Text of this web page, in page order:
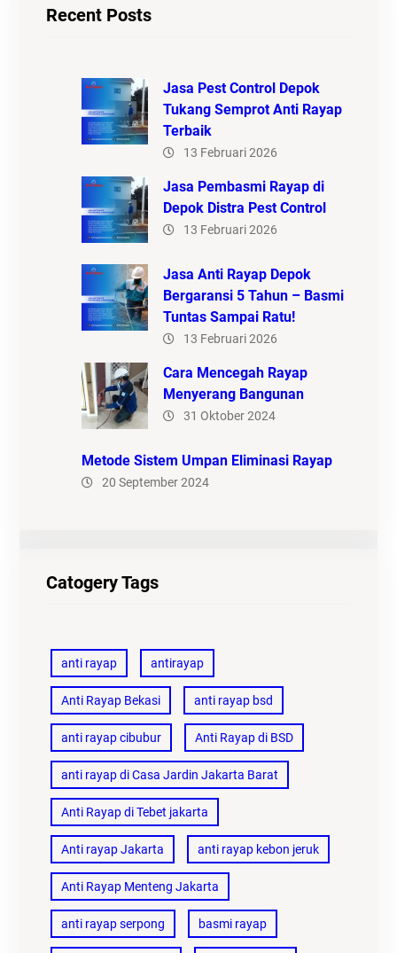
Recent Posts
Jasa Pest Control Depok
Tukang Semprot Anti Rayap
Terbaik
13 Februari 2026
Jasa Pembasmi Rayap di
Depok Distra Pest Control
13 Februari 2026
Jasa Anti Rayap Depok
Bergaransi 5 Tahun – Basmi
Tuntas Sampai Ratu!
13 Februari 2026
Cara Mencegah Rayap
Menyerang Bangunan
31 Oktober 2024
Metode Sistem Umpan Eliminasi Rayap
20 September 2024
Catogery Tags
anti rayap antirayap
Anti Rayap Bekasi anti rayap bsd
anti rayap cibubur Anti Rayap di BSD
anti rayap di Casa Jardin Jakarta Barat
Anti Rayap di Tebet jakarta
Anti rayap Jakarta anti rayap kebon jeruk
Anti Rayap Menteng Jakarta
anti rayap serpong basmi rayap